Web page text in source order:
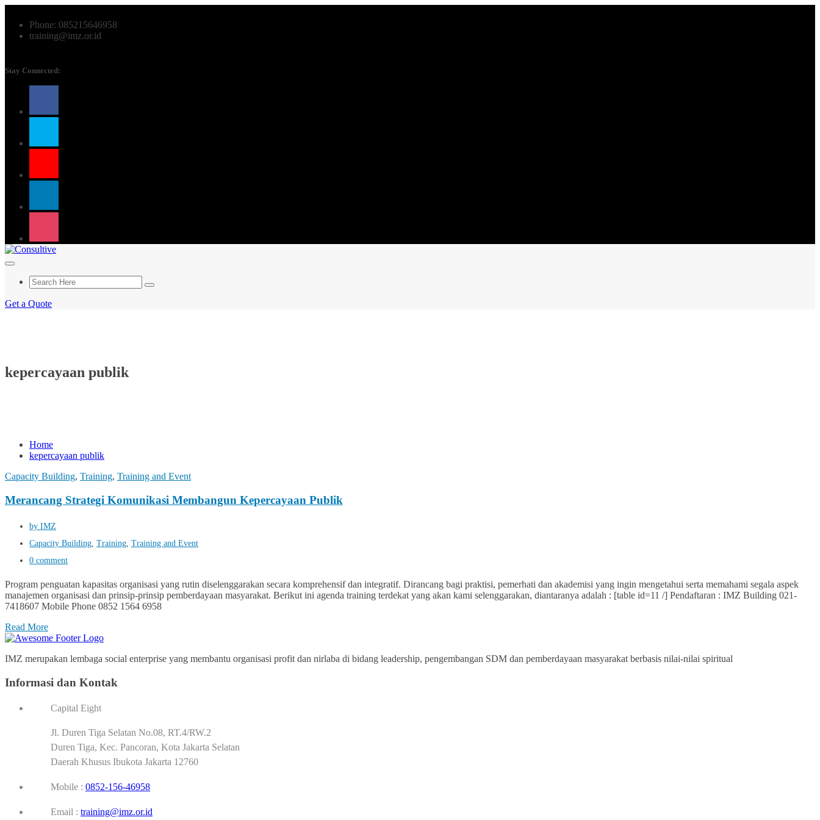
Phone: 085215646958
training@imz.or.id
Stay Connected:
Get a Quote
kepercayaan publik
Home
kepercayaan publik
Capacity Building, Training, Training and Event
Merancang Strategi Komunikasi Membangun Kepercayaan Publik
by IMZ
Capacity Building, Training, Training and Event
0 comment
Program penguatan kapasitas organisasi yang rutin diselenggarakan secara komprehensif dan integratif. Dirancang bagi praktisi, pemerhati dan akademisi yang ingin mengetahui serta memahami segala aspek
manajemen organisasi dan prinsip-prinsip pemberdayaan masyarakat. Berikut ini agenda training terdekat yang akan kami selenggarakan, diantaranya adalah : [table id=11 /] Pendaftaran : IMZ Building 021-
7418607 Mobile Phone 0852 1564 6958
Read More
IMZ merupakan lembaga social enterprise yang membantu organisasi profit dan nirlaba di bidang leadership, pengembangan SDM dan pemberdayaan masyarakat berbasis nilai-nilai spiritual
Informasi dan Kontak
Capital Eight
Jl. Duren Tiga Selatan No.08, RT.4/RW.2
Duren Tiga, Kec. Pancoran, Kota Jakarta Selatan
Daerah Khusus Ibukota Jakarta 12760
Mobile : 0852-156-46958
Email : training@imz.or.id